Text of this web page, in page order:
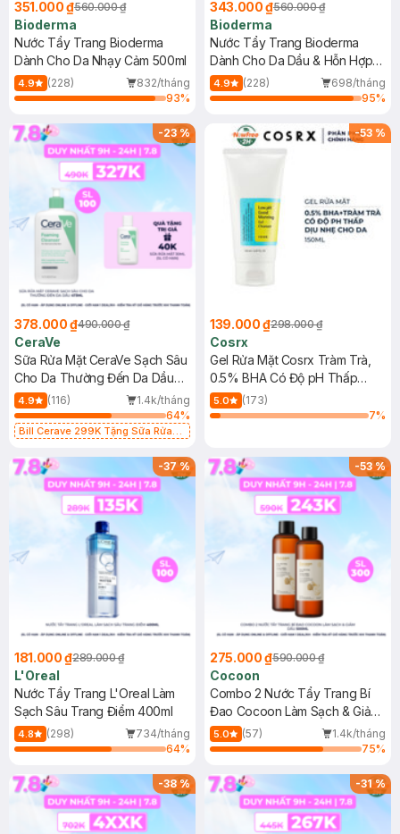
351.000 ₫560.000 ₫
Bioderma
Nước Tẩy Trang Bioderma
Dành Cho Da Nhạy Cảm 500ml
4.9 (228)
832/tháng
93%
343.000 ₫560.000 ₫
Bioderma
Nước Tẩy Trang Bioderma
Dành Cho Da Dầu & Hỗn Hợp
500ml
4.9 (228)
698/tháng
95%
-23%
378.000 ₫490.000 ₫
CeraVe
Sữa Rửa Mặt CeraVe Sạch Sâu
Cho Da Thường Đến Da Dầu
473ml
4.9 (116)
1.4k/tháng
64%
Bill Cerave 299K Tặng Sữa Rửa
-53 %
139.000 ₫298.000 ₫
Cosrx
Gel Rửa Mặt Cosrx Tràm Trà,
0.5% BHA Có Độ pH Thấp
150ml
5.0
(173)
7%
-37%
181.000 ₫289.000 ₫
L'Oreal
Nước Tẩy Trang L'Oreal Làm
Sạch Sâu Trang Điểm 400ml
4.8 (298)
734/tháng
64%
-53%
275.000 ₫590.000 ₫
Cocoon
Combo 2 Nước Tẩy Trang Bí
Đao Cocoon Làm Sạch & Giảm
Dầu 500ml
5.0 (57)
1.4k/tháng
75%
-38% -31%